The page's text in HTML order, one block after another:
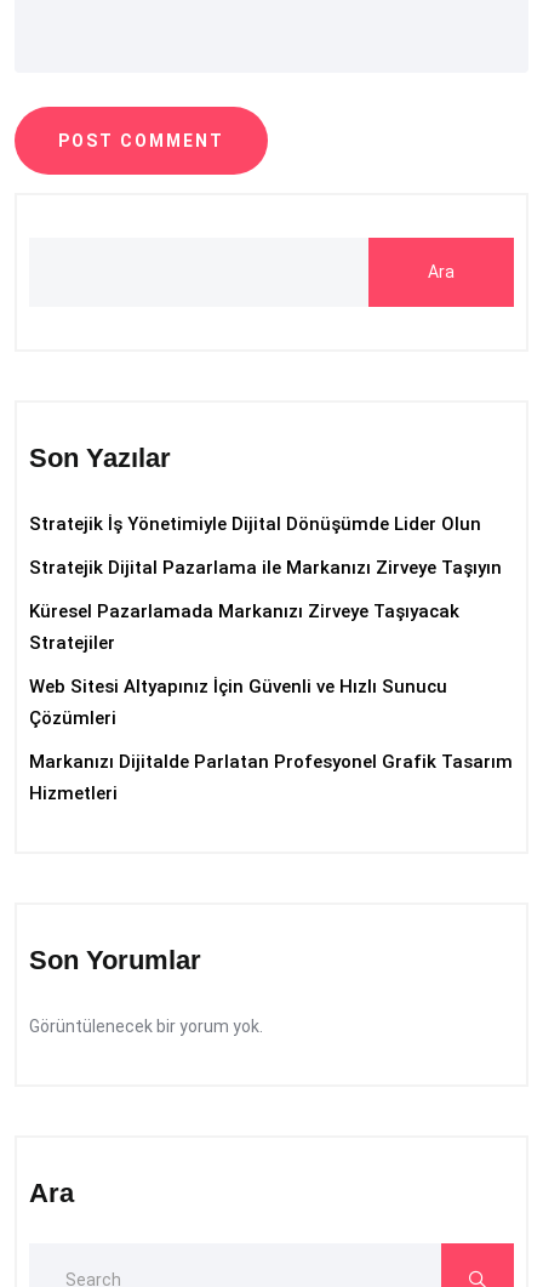
POST COMMENT
Ara
Son Yazılar
Stratejik İş Yönetimiyle Dijital Dönüşümde Lider Olun
Stratejik Dijital Pazarlama ile Markanızı Zirveye Taşıyın
Küresel Pazarlamada Markanızı Zirveye Taşıyacak
Stratejiler
Web Sitesi Altyapınız İçin Güvenli ve Hızlı Sunucu
Çözümleri
Markanızı Dijitalde Parlatan Profesyonel Grafik Tasarım
Hizmetleri
Son Yorumlar
Görüntülenecek bir yorum yok.
Ara